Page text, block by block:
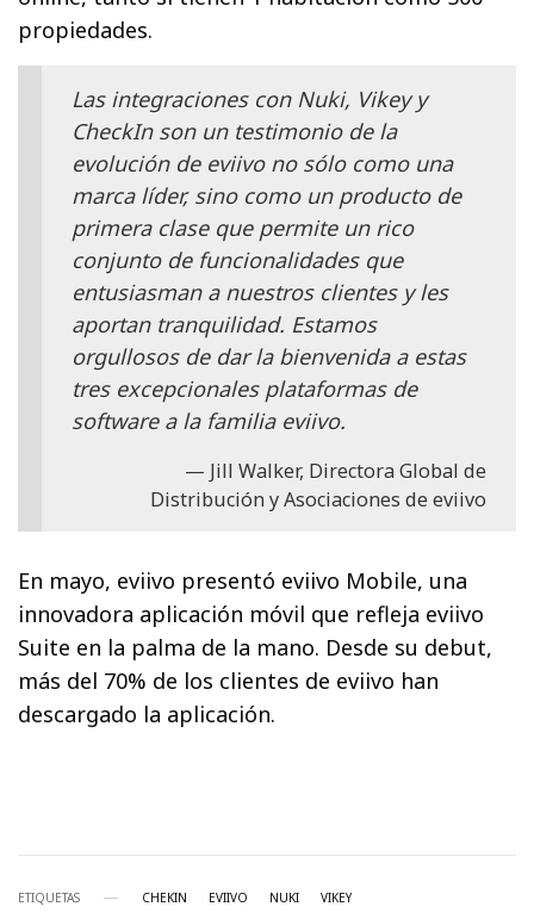
propiedades.
Las integraciones con Nuki, Vikey y
CheckIn son un testimonio de la
evolución de eviivo no sólo como una
marca líder, sino como un producto de
primera clase que permite un rico
conjunto de funcionalidades que
entusiasman a nuestros clientes y les
aportan tranquilidad. Estamos
orgullosos de dar la bienvenida a estas
tres excepcionales plataformas de
software a la familia eviivo.
Jill Walker, Directora Global de
Distribución y Asociaciones de eviivo
En mayo, eviivo presentó eviivo Mobile, una
innovadora aplicación móvil que refleja eviivo
Suite en la palma de la mano. Desde su debut,
más del 70% de los clientes de eviivo han
descargado la aplicación.
ETIQUETAS CHEKIN EVIIVO NUKI VIKEY